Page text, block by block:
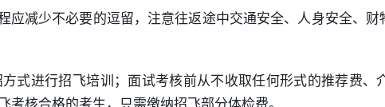
减少不必要的逗留，注意往返途中交通安全、人身安全、
式进行招飞培训 ；面试考核前从不收取任何形式的推荐费